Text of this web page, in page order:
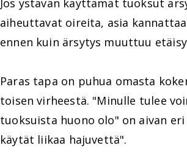
aiheuttavat oireita, asia
ennen kuin ärsytys muuttuu
Paras tapa on puhua omasta
toisen virheestä. "Minulle tulee
tuoksuista huono olo" on aivan
käytät liikaa hajuvettä".